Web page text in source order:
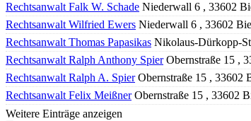
Rechtsanwalt Falk W. Schade Niederwall 6 , 33602
Rechtsanwalt Wilfried Ewers Niederwall 6 , 33602
Rechtsanwalt Thomas Papasikas Nikolaus-Dürkopp-
Rechtsanwalt Ralph Anthony SpierObernstraße 15 ,
Rechtsanwalt Ralph A. SpierObernstraße 15 , 33602
Rechtsanwalt Felix MeißnerObernstraße 15 , 33602
Weitere Einträge anzeigen